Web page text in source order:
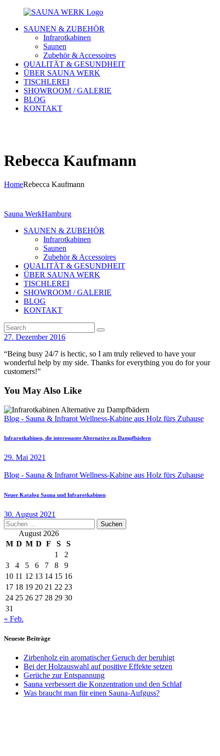
SAUNEN & ZUBEHÖR
Infrarotkabinen
Saunen
Zubehör & Accessoires
QUALITÄT & GESUNDHEIT
ÜBER SAUNA WERK
TISCHLEREI
SHOWROOM / GALERIE
BLOG
KONTAKT
Rebecca Kaufmann
HomeRebecca Kaufmann
Sauna WerkHamburg
SAUNEN & ZUBEHÖR
Infrarotkabinen
Saunen
Zubehör & Accessoires
QUALITÄT & GESUNDHEIT
ÜBER SAUNA WERK
TISCHLEREI
SHOWROOM / GALERIE
BLOG
KONTAKT
27. Dezember 2016
“Being busy 24/7 is hectic, so I am truly relieved to have your
wonderful help by my side. Thanks for everything you do for your
customers!”
You May Also Like
Blog - Sauna & Infrarot Wellness-Kabine aus Holz fürs Zuhause
Infrarotkabinen, die interessante Alternative zu Dampfbädern
29. Mai 2021
Blog - Sauna & Infrarot Wellness-Kabine aus Holz fürs Zuhause
Neuer Katalog Sauna und Infrarotkabinen
30. August 2021
Suchen
nach:August 2026
M D M D F S
S
1
2
3
4 5 6 7 8
9
10 11 12 13 14 15 16
17 18 19 20 21 22 23
24 25 26 27 28 29 30
31
« Feb.
Neueste Beiträge
Zirbenholz ein aromatischer Geruch der beruhigt
Bei der Holzauswahl auf positive Effekte setzen
Gerüche zur Entspannung
Sauna verbessert die Konzentration und den Schlaf
Was braucht man für einen Sauna-Aufguss?